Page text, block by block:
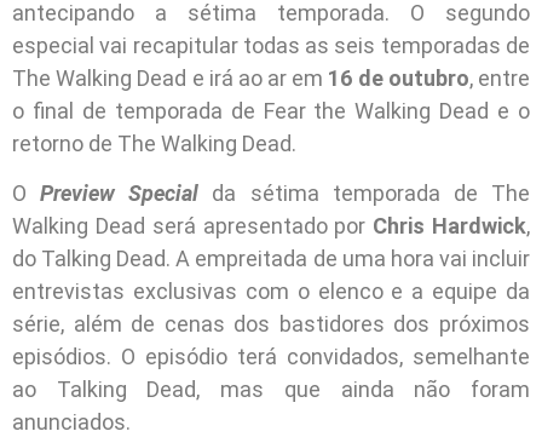
antecipando a sétima temporada. O segundo
especial vai recapitular todas as seis temporadas de
The Walking Dead e irá ao ar em 16 de outubro, entre
o final de temporada de Fear the Walking Dead e o
retorno de The Walking Dead.
OPreview Special da sétima temporada de The
Walking Dead será apresentado por Chris Hardwick,
do Talking Dead. A empreitada de uma hora vai incluir
entrevistas exclusivas com o elenco e a equipe da
série, além de cenas dos bastidores dos próximos
episódios. O episódio terá convidados, semelhante
ao Talking Dead, mas que ainda não foram
anunciados.